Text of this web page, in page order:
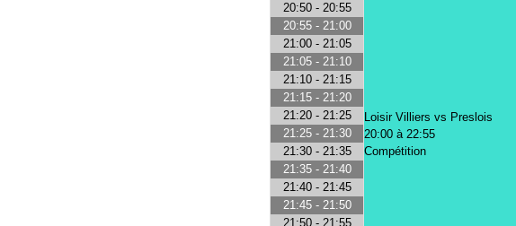
Loisir Villiers vs Preslois
20:00 à 22:55
Compétition
20:50 - 20:55
20:55 - 21:00
21:00 - 21:05
21:05 - 21:10
21:10 - 21:15
21:15 - 21:20
21:20 - 21:25
21:25 - 21:30
21:30 - 21:35
21:35 - 21:40
21:40 - 21:45
21:45 - 21:50
21:50 - 21:55